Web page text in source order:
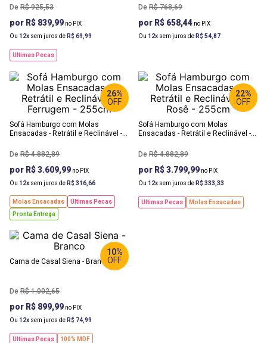
R$ 925,53
R$ 839,99
Ou 12 sem juros de R$ 69 99
Ultimas Pecas
R$ 768,69
R$ 658,44
Ou 12 sem juros de R$ 54 87
255 CM
120 CM
ALTURA:
110 CM
Sofá Hamburgo com Molas
Ensacadas - Retrátil e Reclinável -
R$ 4.882,89
R$ 3.609,99
Ou 12 sem juros de R$ 316 66
Molas Ensacadas
Ultimas Pecas
Pronta Entrega
26%
OFF
120 CM
ALTURA:
110 CM
Sofá Hamburgo com Molas
Ensacadas - Retrátil e Reclinável -
R$ 4.882,89
R$ 3.799,99
Ou 12 sem juros de R$ 333 33
Ultimas Pecas Molas Ensacadas
22%
OFF
LARGURA:
148 CM
PROF:
215 CM
ALTURA
Cama de Casal Siena - Branco
R$ 1.002,65
R$ 899,99
Ou 12 sem juros de R$ 74 99
Ultimas Pecas 100% MDF
10%
OFF
9º rack
10º cômoda